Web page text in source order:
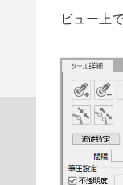
ビュー上